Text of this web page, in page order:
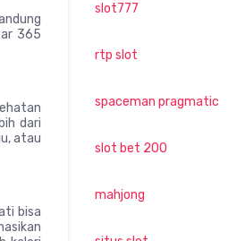
365
dari
atau
bisa
slot777
rtp slot
spaceman pragmatic
slot bet 200
mahjong